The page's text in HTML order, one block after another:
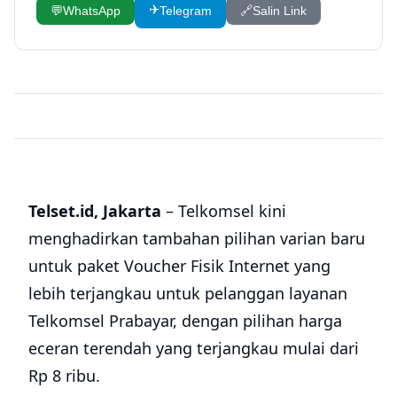
💬WhatsApp ✈️Telegram 🔗Salin Link
Telset.id, Jakarta – Telkomsel kini
menghadirkan tambahan pilihan varian baru
untuk paket Voucher Fisik Internet yang
lebih terjangkau untuk pelanggan layanan
Telkomsel Prabayar, dengan pilihan harga
eceran terendah yang terjangkau mulai dari
Rp 8 ribu.